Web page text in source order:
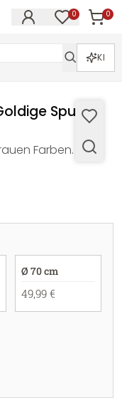
0 0
KI
Spur im
Farben.
Ø 70 cm
49,99 €